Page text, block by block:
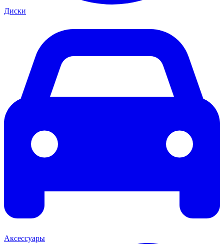
Диски
Аксессуары